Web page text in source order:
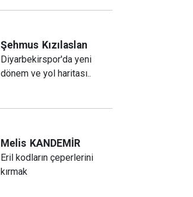
Şehmus Kızılaslan
Diyarbekirspor'da yeni
dönem ve yol haritası..
Melis KANDEMİR
Eril kodların çeperlerini
kırmak